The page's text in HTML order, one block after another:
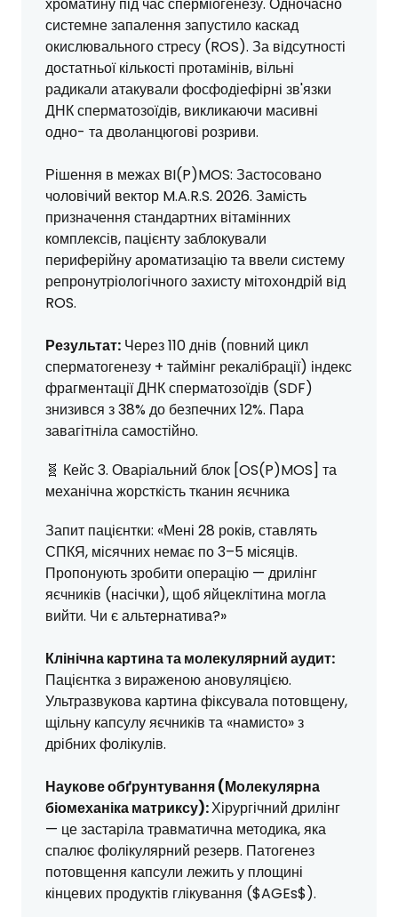
хроматину під час сперміогенезу. Одночасно
системне запалення запустило каскад
окислювального стресу (ROS). За відсутності
достатньої кількості протамінів, вільні
радикали атакували фосфодіефірні зв'язки
ДНК сперматозоїдів, викликаючи масивні
одно- та дволанцюгові розриви.
Рішення в межах BI(P)MOS: Застосовано
чоловічий вектор M.A.R.S. 2026. Замість
призначення стандартних вітамінних
комплексів, пацієнту заблокували
периферійну ароматизацію та ввели систему
репронутріологічного захисту мітохондрій від
ROS.
Результат: Через 110 днів (повний цикл
сперматогенезу + таймінг рекалібрації) індекс
фрагментації ДНК сперматозоїдів (SDF)
знизився з 38% до безпечних 12%. Пара
завагітніла самостійно.
🧬 Кейс 3. Оваріальний блок [OS(P)MOS] та
механічна жорсткість тканин яєчника
Запит пацієнтки: «Мені 28 років, ставлять
СПКЯ, місячних немає по 3–5 місяців.
Пропонують зробити операцію — дрилінг
яєчників (насічки), щоб яйцеклітина могла
вийти. Чи є альтернатива?»
Клінічна картина та молекулярний аудит:
Пацієнтка з вираженою ановуляцією.
Ультразвукова картина фіксувала потовщену,
щільну капсулу яєчників та «намисто» з
дрібних фолікулів.
Наукове обґрунтування (Молекулярна
біомеханіка матриксу):Хірургічний дрилінг
— це застаріла травматична методика, яка
спалює фолікулярний резерв. Патогенез
потовщення капсули лежить у площині
кінцевих продуктів глікування ($AGEs$).